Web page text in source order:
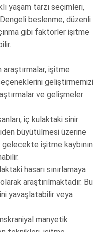
yaşam tarzı seçimleri,
beslenme, düzenli
gibi faktörler işitme
araştırmalar, işitme
geliştirmemizi
ve gelişmeler
iç kulaktaki sinir
büyütülmesi üzerine
gelecekte işitme kaybının
hasarı sınırlamaya
araştırılmaktadır. Bu
yavaşlatabilir veya
manyetik